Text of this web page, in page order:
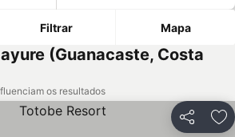
Filtrar Mapa
(Guanacaste, Costa
os resultados
Partilhar